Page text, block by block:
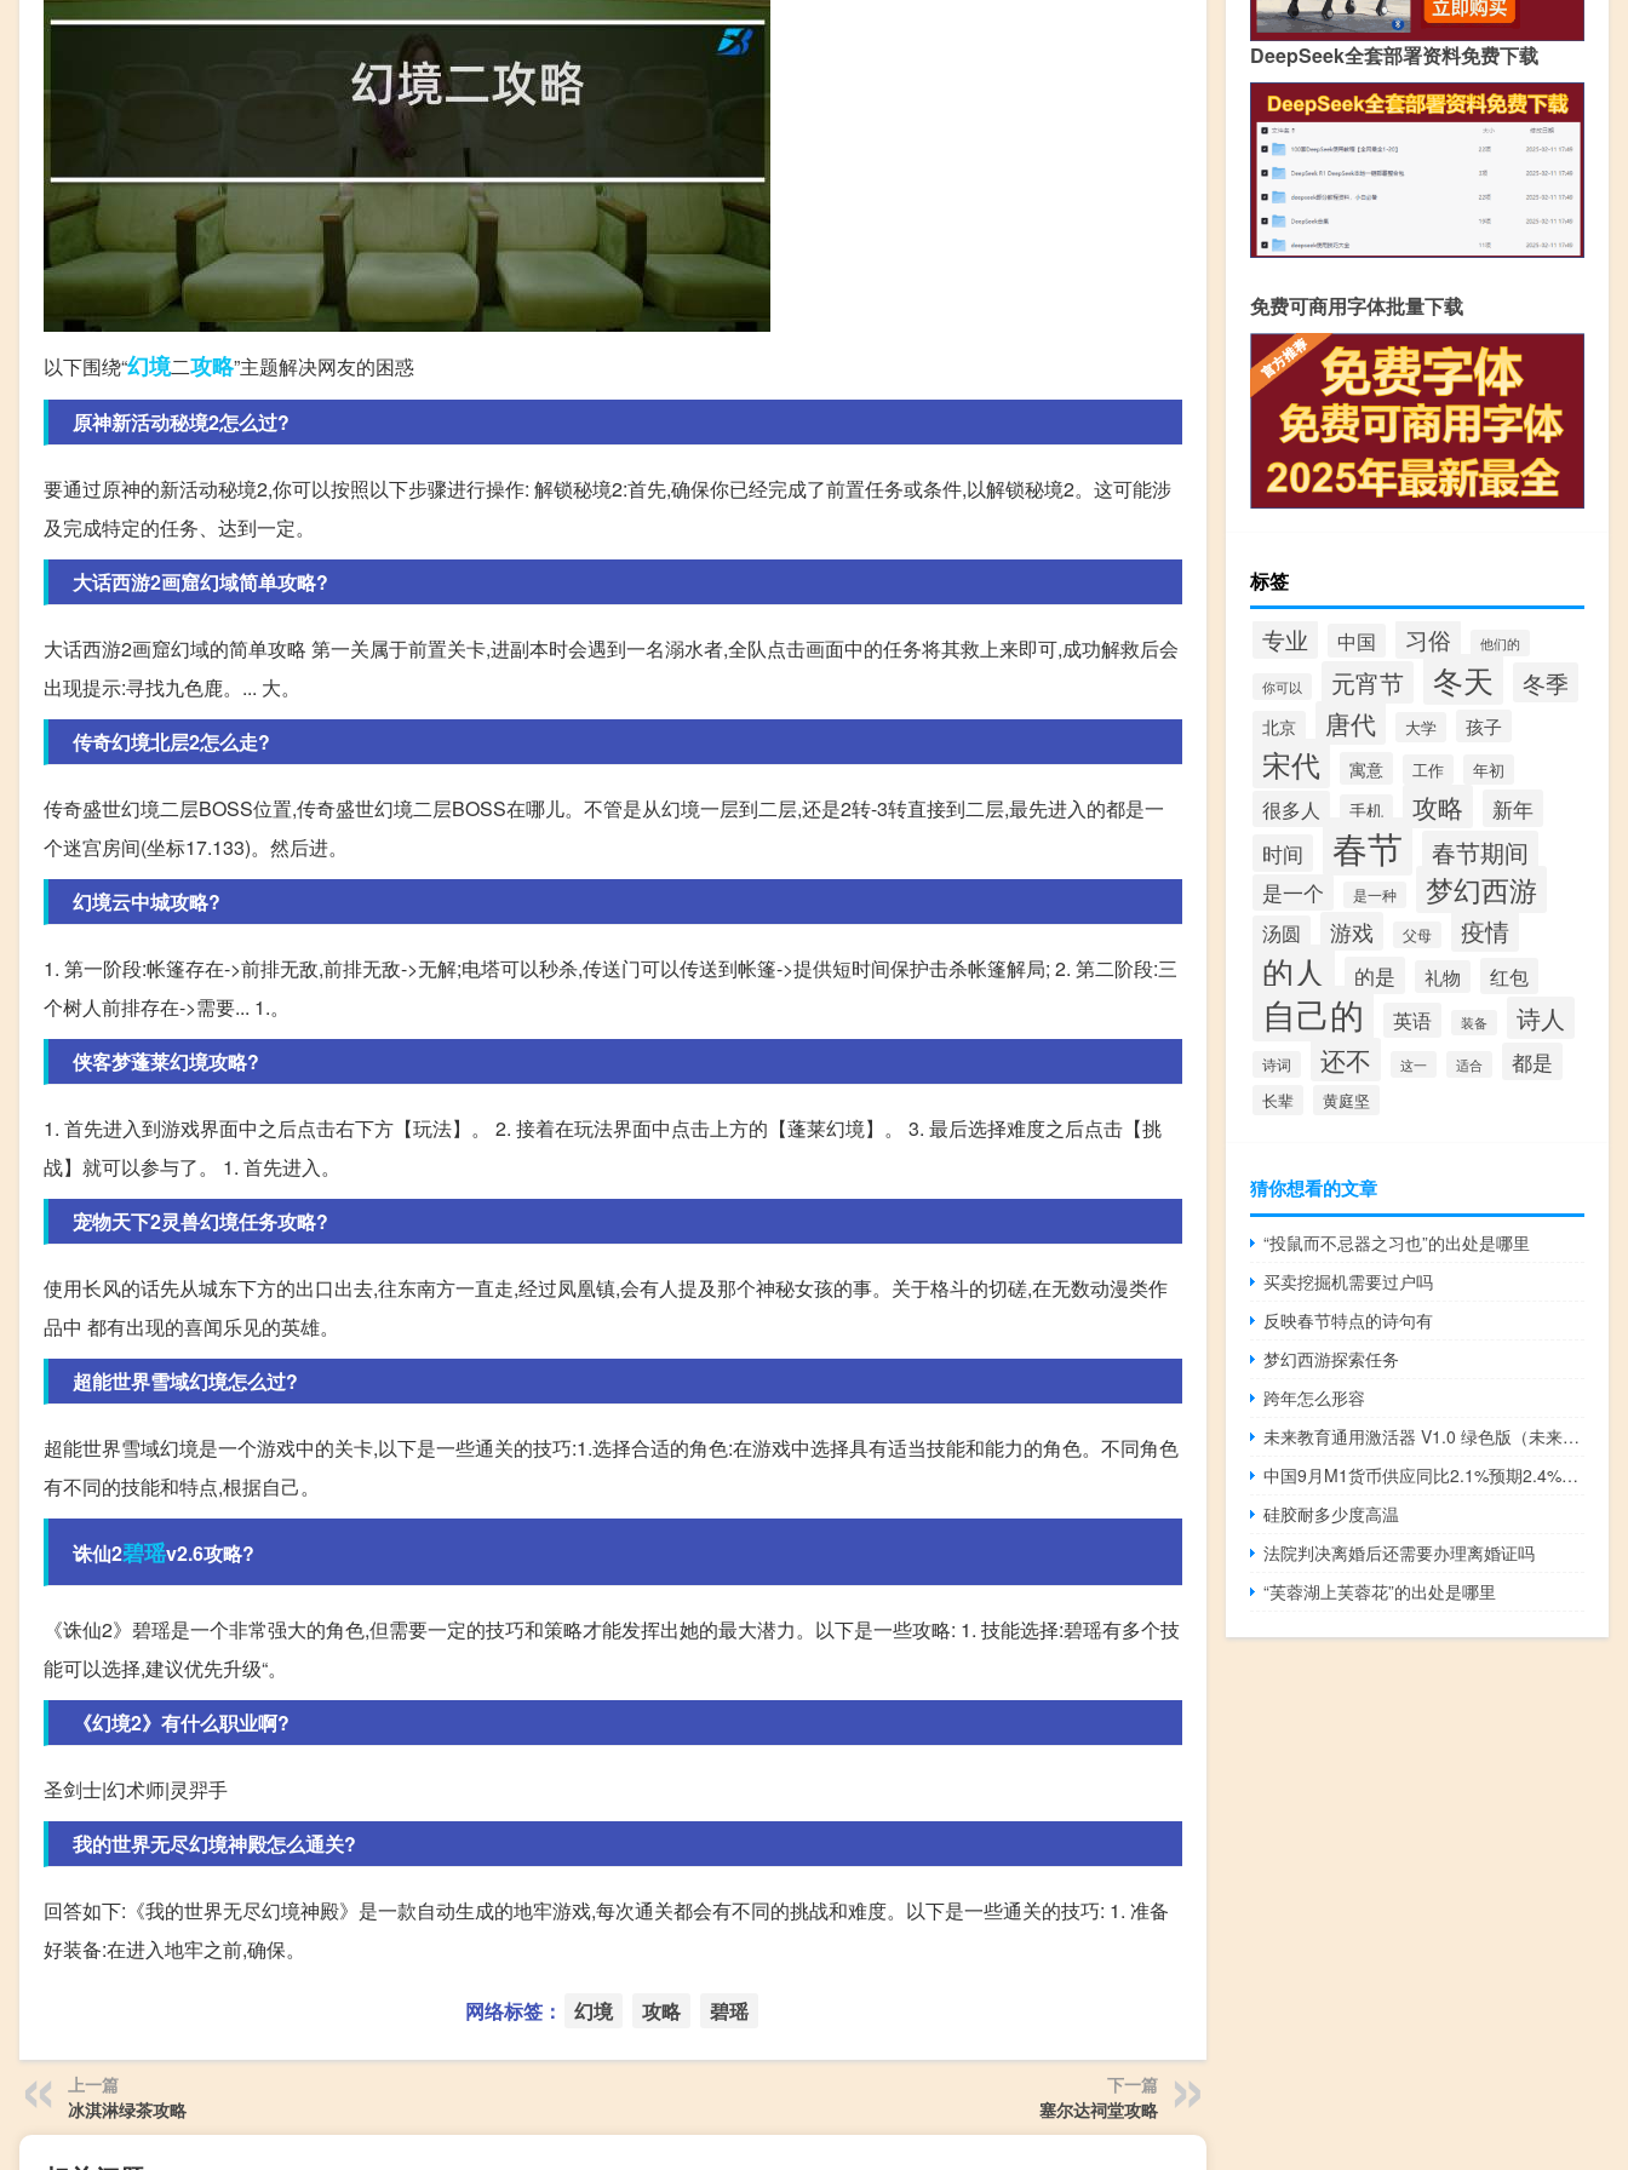
以下围绕“幻境二攻略”主题解决网友的困惑
原神新活动秘境2怎么过?
要通过原神的新活动秘境2,你可以按照以下步骤进行操作: 解锁秘境2:首先,确保你已经完成了前置任务或条件,以解锁秘境2。这可能涉
及完成特定的任务、达到一定。
大话西游2画窟幻域简单攻略?
大话西游2画窟幻域的简单攻略 第一关属于前置关卡,进副本时会遇到一名溺水者,全队点击画面中的任务将其救上来即可,成功解救后会
出现提示:寻找九色鹿。... 大。
传奇幻境北层2怎么走?
传奇盛世幻境二层BOSS位置,传奇盛世幻境二层BOSS在哪儿。不管是从幻境一层到二层,还是2转-3转直接到二层,最先进入的都是一
个迷宫房间(坐标17.133)。然后进。
幻境云中城攻略?
1. 第一阶段:帐篷存在->前排无敌,前排无敌->无解;电塔可以秒杀,传送门可以传送到帐篷->提供短时间保护击杀帐篷解局; 2. 第二阶段:三
个树人前排存在->需要... 1.。
侠客梦蓬莱幻境攻略?
1. 首先进入到游戏界面中之后点击右下方【玩法】。 2. 接着在玩法界面中点击上方的【蓬莱幻境】。 3. 最后选择难度之后点击【挑
战】就可以参与了。 1. 首先进入。
宠物天下2灵兽幻境任务攻略?
使用长风的话先从城东下方的出口出去,往东南方一直走,经过凤凰镇,会有人提及那个神秘女孩的事。关于格斗的切磋,在无数动漫类作
品中 都有出现的喜闻乐见的英雄。
超能世界雪域幻境怎么过?
超能世界雪域幻境是一个游戏中的关卡,以下是一些通关的技巧:1.选择合适的角色:在游戏中选择具有适当技能和能力的角色。不同角色
有不同的技能和特点,根据自己。
诛仙2碧瑶v2.6攻略?
《诛仙2》碧瑶是一个非常强大的角色,但需要一定的技巧和策略才能发挥出她的最大潜力。以下是一些攻略: 1. 技能选择:碧瑶有多个技
能可以选择,建议优先升级“。
《幻境2》有什么职业啊?
圣剑士|幻术师|灵羿手
我的世界无尽幻境神殿怎么通关?
回答如下:《我的世界无尽幻境神殿》是一款自动生成的地牢游戏,每次通关都会有不同的挑战和难度。以下是一些通关的技巧: 1. 准备
好装备:在进入地牢之前,确保。
网络标签： 幻境 攻略 碧瑶
上一篇
冰淇淋绿茶攻略
下一篇
塞尔达祠堂攻略
DeepSeek全套部署资料免费下载
免费可商用字体批量下载
标签
专业 中国 习俗 他们的
你可以 元宵节 冬天 冬季
北京 唐代 大学 孩子
宋代 寓意 工作 年初
很多人 手机 攻略
新年
时间
春节 春节期间
是一个 是一种 梦幻西游
汤圆 游戏 父母 疫情
的人 的是 礼物 红包
自己的 英语 装备 诗人
诗词 还不 这一 适合 都是
长辈 黄庭坚
猜你想看的文章
“投鼠而不忌器之习也”的出处是哪里
买卖挖掘机需要过户吗
反映春节特点的诗句有
梦幻西游探索任务
跨年怎么形容
未来教育通用激活器 V1.0 绿色版（未来教育通用激活器 V1.0 绿色版功能简介）
中国9月M1货币供应同比2.1%预期2.4%前值2.2%
硅胶耐多少度高温
法院判决离婚后还需要办理离婚证吗
“芙蓉湖上芙蓉花”的出处是哪里